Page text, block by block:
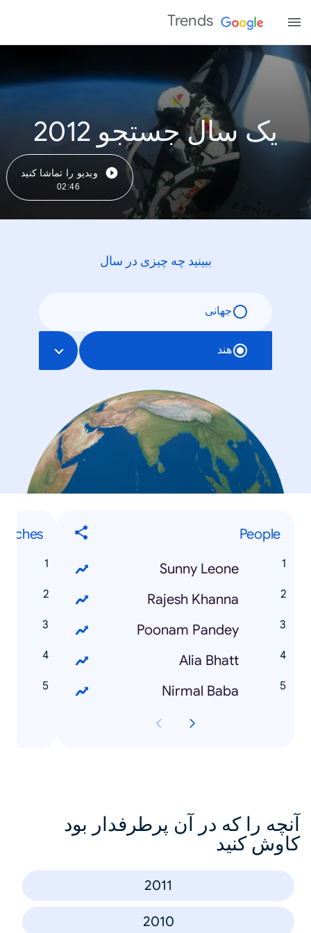
Trends
یک سال جستجو 2012
ویدیو را تماشا کنید
02:46
ببینید چه چیزی در سال
جهانی
هند
People
Sunny Leone
Rajesh Khanna
Poonam Pandey
Alia Bhatt
Nirmal Baba
آنچه را که در آن پرطرفدار بود
کاوش کنید
2011
2010